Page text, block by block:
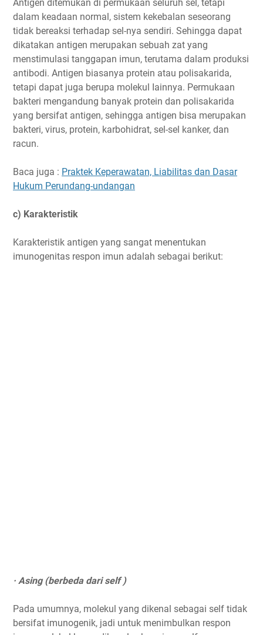
Antigen ditemukan di permukaan seluruh sel, tetapi
dalam keadaan normal, sistem kekebalan seseorang
tidak bereaksi terhadap sel-nya sendiri. Sehingga dapat
dikatakan antigen merupakan sebuah zat yang
menstimulasi tanggapan imun, terutama dalam produksi
antibodi. Antigen biasanya protein atau polisakarida,
tetapi dapat juga berupa molekul Iainnya. Permukaan
bakteri mengandung banyak protein dan polisakarida
yang bersifat antigen, sehingga antigen bisa merupakan
bakteri, virus, protein, karbohidrat, sel-sel kanker, dan
racun.
Baca juga : Praktek Keperawatan, Liabilitas dan Dasar
Hukum Perundang-undangan
c) Karakteristik
Karakteristik antigen yang sangat menentukan
imunogenitas respon imun adalah sebagai berikut:
· Asing (berbeda dari self )
Pada umumnya, molekul yang dikenal sebagai self tidak
bersifat imunogenik, jadi untuk menimbulkan respon